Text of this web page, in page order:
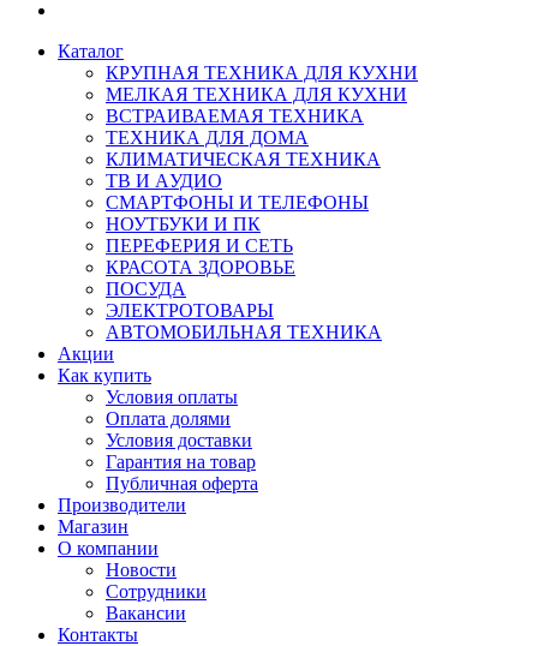
Каталог
КРУПНАЯ ТЕХНИКА ДЛЯ КУХНИ
МЕЛКАЯ ТЕХНИКА ДЛЯ КУХНИ
ВСТРАИВАЕМАЯ ТЕХНИКА
ТЕХНИКА ДЛЯ ДОМА
КЛИМАТИЧЕСКАЯ ТЕХНИКА
ТВ И AУДИО
СМАРТФОНЫ И ТЕЛЕФОНЫ
НОУТБУКИ И ПК
ПЕРЕФЕРИЯ И СЕТЬ
КРАСОТА ЗДОРОВЬЕ
ПОСУДА
ЭЛЕКТРОТОВАРЫ
АВТОМОБИЛЬНАЯ ТЕХНИКА
Акции
Как купить
Условия оплаты
Оплата долями
Условия доставки
Гарантия на товар
Публичная оферта
Производители
Магазин
О компании
Новости
Сотрудники
Вакансии
Контакты